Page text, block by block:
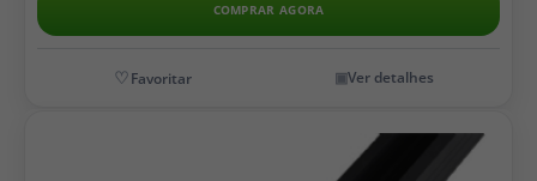
COMPRAR AGORA
Ver detalhes